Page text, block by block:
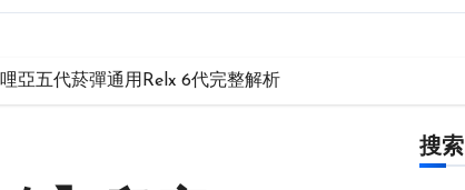
亞五代菸彈通用Relx 6代完整解析
搜索